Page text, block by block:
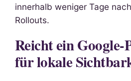
innerhalb weniger Tage
Rollouts.
Reicht ein
für lokale